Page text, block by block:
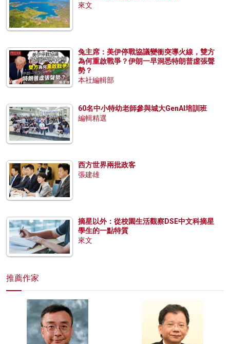
來文
兔主席：美伊停戰協議變衝突導火線，雙方
為何重啟戰爭？伊朗一早洞悉特朗普虛張聲
勢？
本社編輯部
60名中小特幼老師參與城大GenAI培訓班
編輯精選
西方世界兩批政客
張建雄
摘星以外：從校園生活觀察DSE中文科摘星
學生的一點特質
來文
推薦作家